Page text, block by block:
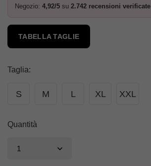
Negozio: 4,92/5 su 2.742 recensioni verificate
TABELLA TAGLIE
Taglia:
S M L XL XXL
Quantità